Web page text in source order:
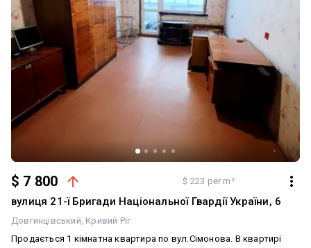
$ 7 800 $ 223 per m²
вулиця 21-ї Бригади Національної Гвардії України, 6
Довгинцівський Кривий Ріг
Продається 1 кімнатна квартира по вул.Сімонова. В квартирі